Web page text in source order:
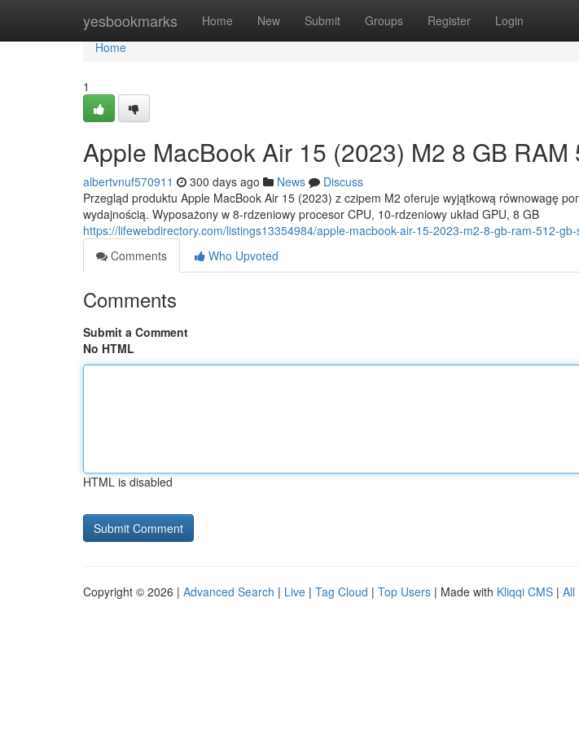
yesbookmarks Home New Submit Groups Register Login
Home
Home
1
Apple MacBook Air 15 (2023) M2 8 GB RAM
albertvnuf570911 300 days ago News
Discuss
Przegląd produktu Apple MacBook Air 15 (2023) z czipem M2 oferuje wyjątkową równowagę
wydajnością. Wyposażony w 8-rdzeniowy procesor CPU, 10-rdzeniowy układ GPU, 8 GB
https://lifewebdirectory.com/listings13354984/apple-macbook-air-15-2023-m2-8-gb-ram-512-gb-
Comments
Who Upvoted
Comments
Submit a Comment
No HTML
HTML is disabled
Copyright © 2026 | Advanced Search | Live | Tag Cloud | Top Users | Made with Kliqqi CMS | All